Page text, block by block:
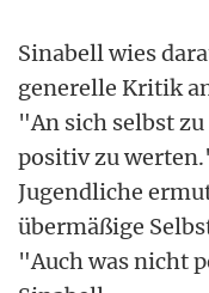
Sinabell wies
generelle Kritik
"An sich selbst
positiv zu
Jugendliche
übermäßige
"Auch was nicht